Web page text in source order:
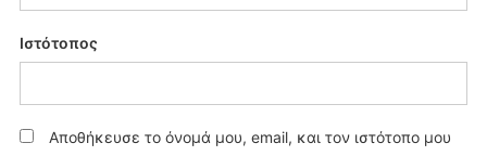
Ιστότοπος
Αποθήκευσε το όνομά μου, email, και τον ιστότοπο μου